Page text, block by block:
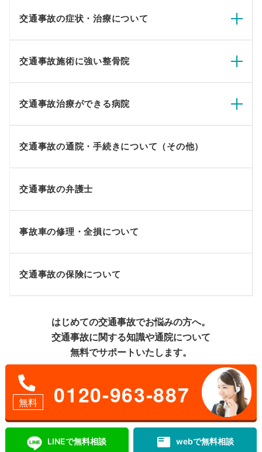
交通事故の症状・治療について
交通事故施術に強い整骨院
交通事故治療ができる病院
交通事故の通院・手続きについて（その他）
交通事故の弁護士
事故車の修理・全損について
交通事故の保険について
はじめての交通事故でお悩みの方へ。
交通事故に関する知識や通院について
無料でサポートいたします。
無料 0120-963-887
LINEで無料相談 featured_play_list webで無料相談